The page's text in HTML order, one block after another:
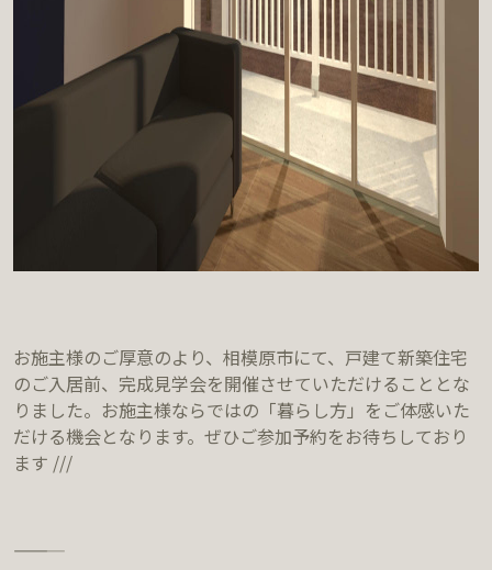
お施主様のご厚意のより、相模原市にて、戸建て新築住宅
のご入居前、完成見学会を開催させていただけることとな
りました。お施主様ならではの「暮らし方」をご体感いた
だける機会となります。ぜひご参加予約をお待ちしており
ます ///
―――――